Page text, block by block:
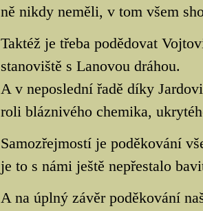
ně nikdy neměli, v tom všem
Taktéž je třeba podědovat
stanoviště s Lanovou dráhou.
A v neposlední řadě díky
roli bláznivého chemika,
Samozřejmostí je poděkování
je to s námi ještě nepřestalo
A na úplný závěr poděkování